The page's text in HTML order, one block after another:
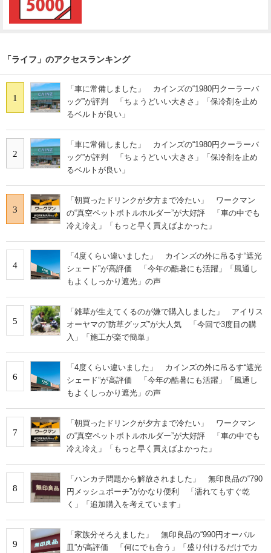
「ライフ」のアクセスランキング
1
「車に常備しました」 カインズの“1980円クーラーバ
ッグ”が評判 「ちょうどいい大きさ」「保冷剤を止め
るベルトが良い」
2
「車に常備しました」 カインズの“1980円クーラーバ
ッグ”が評判 「ちょうどいい大きさ」「保冷剤を止め
るベルトが良い」
3
「朝買ったドリンクが夕方まで冷たい」 ワークマン
の“真空ペットボトルホルダー”が大好評 「車の中でも
冷え冷え」「もっと早く買えばよかった」
4
「4度くらい違いました」 カインズの外に吊るす“遮光
シェード”が高評価 「今年の酷暑にも活躍」「風通し
もよくしっかり遮光」の声
5
「雑草が生えてくるのが嫌で購入しました」 アイリス
オーヤマの“防草グッズ”が大人気 「今回で3度目の購
入」「施工が楽で簡単」
6
「4度くらい違いました」 カインズの外に吊るす“遮光
シェード”が高評価 「今年の酷暑にも活躍」「風通し
もよくしっかり遮光」の声
7
「朝買ったドリンクが夕方まで冷たい」 ワークマン
の“真空ペットボトルホルダー”が大好評 「車の中でも
冷え冷え」「もっと早く買えばよかった」
8
「ハンカチ問題から解放されました」 無印良品の“790
円メッシュポーチ”がかなり便利 「濡れてもすぐ乾
く」「追加購入を考えています」
9
「家族分そろえました」 無印良品の“990円オーバル
皿”が高評価 「何にでも合う」「盛り付けるだけでカ